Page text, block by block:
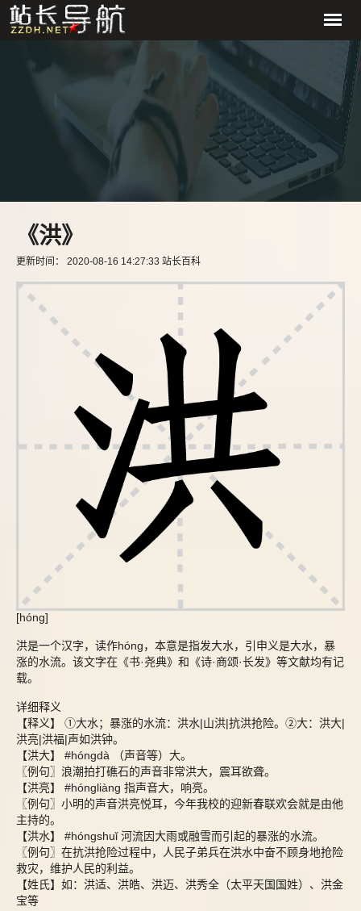
《洪》
更新时间： 2020-08-16 14:27:33 站长百科
[hóng]
洪是一个汉字，读作hóng，本意是指发大水，引申义是大水，暴
涨的水流。该文字在《书·尧典》和《诗·商颂·长发》等文献均有记
载。
详细释义
【释义】 ①大水；暴涨的水流：洪水|山洪|抗洪抢险。②大：洪大|
洪亮|洪福|声如洪钟。
【洪大】 #hóngdà （声音等）大。
〖例句〗浪潮拍打礁石的声音非常洪大，震耳欲聋。
【洪亮】 #hóngliàng 指声音大，响亮。
〖例句〗小明的声音洪亮悦耳，今年我校的迎新春联欢会就是由他
主持的。
【洪水】 #hóngshuǐ 河流因大雨或融雪而引起的暴涨的水流。
〖例句〗在抗洪抢险过程中，人民子弟兵在洪水中奋不顾身地抢险
救灾，维护人民的利益。
【姓氏】如：洪适、洪皓、洪迈、洪秀全（太平天国国姓）、洪金
宝等